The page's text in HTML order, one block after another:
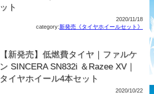
ット
2020/11/18
category:新発売《タイヤホイールセット》
【新発売】低燃費タイヤ｜ファルケ
ン SINCERA SN832i ＆Razee XV｜
タイヤホイール4本セット
2020/10/22